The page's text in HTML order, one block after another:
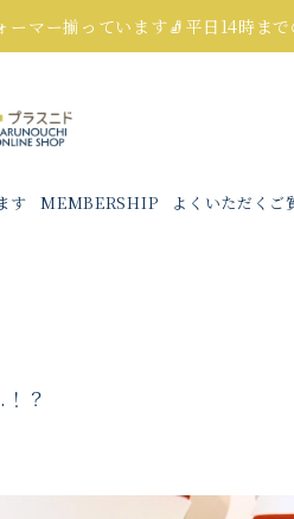
ーマー揃っています🧦平日14時ま
す MEMBERSHIP よくいただくご
？